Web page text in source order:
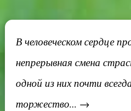
В человеческом сердце
непрерывная смена
одной из них почти
торжество... →